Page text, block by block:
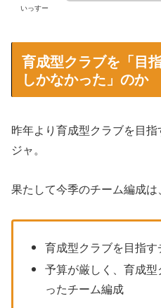
いっすー
育成型クラブを「目
しかなかった」のか
昨年より育成型クラブを目
ジャ。
果たして今季のチーム編成は、
育成型クラブを目指
予算が厳しく、育成
ったチーム編成